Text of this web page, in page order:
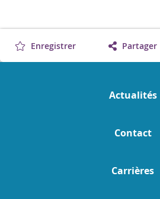
Enregistrer Partager
Actualités
Contact
Carrières